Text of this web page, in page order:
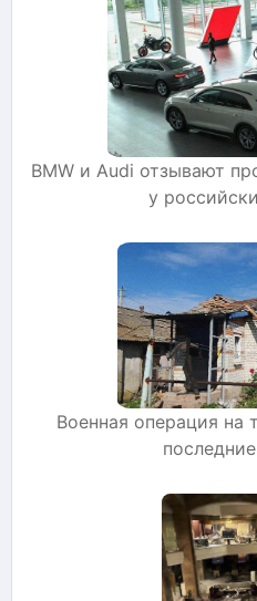
BMW и Audi отзывают
у
Военная операция на